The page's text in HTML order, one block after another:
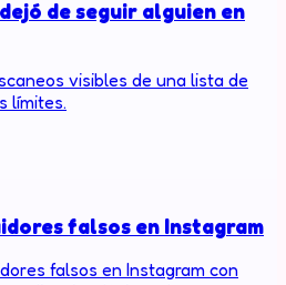
de seguir alguien en
visibles de una lista de
límites.
falsos en Instagram
falsos en Instagram con